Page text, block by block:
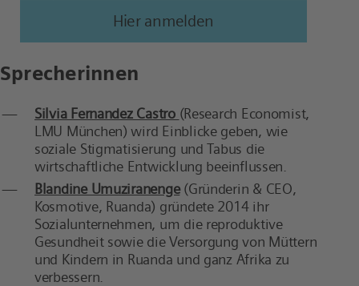
Hier anmelden
Sprecherinnen
Silvia Fernandez Castro (Research Economist,
LMU München) wird Einblicke geben, wie
soziale Stigmatisierung und Tabus die
wirtschaftliche Entwicklung beeinflussen.
Blandine Umuziranenge (Gründerin & CEO,
Kosmotive, Ruanda) gründete 2014 ihr
Sozialunternehmen, um die reproduktive
Gesundheit sowie die Versorgung von Müttern
und Kindern in Ruanda und ganz Afrika zu
verbessern.